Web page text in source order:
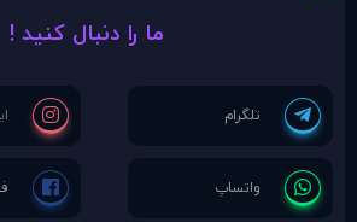
ما را دنبال کنید !